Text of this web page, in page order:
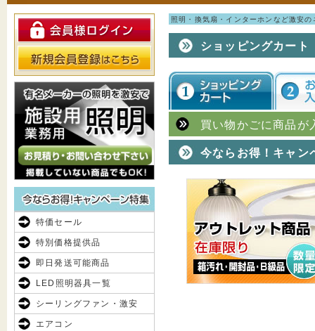
照明・換気扇・インターホンなど激安
ショッピングカート
買い物かごに商品が
今ならお得！キャン
特価セール
特別価格提供品
即日発送可能商品
LED照明器具一覧
シーリングファン・激安
エアコン